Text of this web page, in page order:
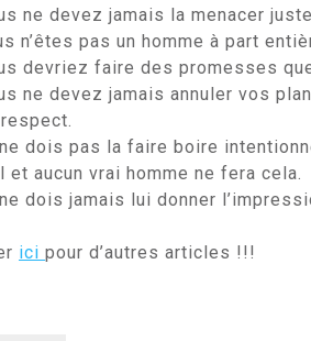
ne devez jamais la menacer
n’êtes pas un homme à part
devriez faire des promesses
ne devez jamais annuler vos
dois pas la faire boire
et aucun vrai homme ne fera cela.
dois jamais lui donner
ici pour d’autres articles !!!